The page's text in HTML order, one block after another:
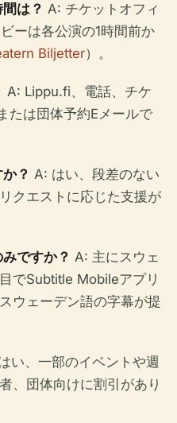
は？ A: チケットオフィ
ーは各公演の1時間前か
Biljetter）。
A: Lippu.fi、電話、チケ
たは団体予約Eメールで
？ A: はい、段差のない
クエストに応じた支援が
ですか？ A: 主にスウェ
でSubtitle Mobileアプリ
ウェーデン語の字幕が提
い、一部のイベントや週
、団体向けに割引があり